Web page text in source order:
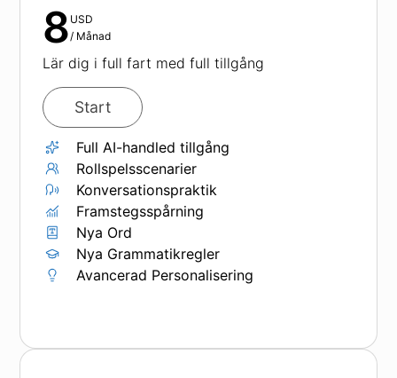
8USD
/ Månad
Lär dig i full fart med full tillgång
Start
Full AI-handled tillgång
Rollspelsscenarier
Konversationspraktik
Framstegsspårning
Nya Ord
Nya Grammatikregler
Avancerad Personalisering